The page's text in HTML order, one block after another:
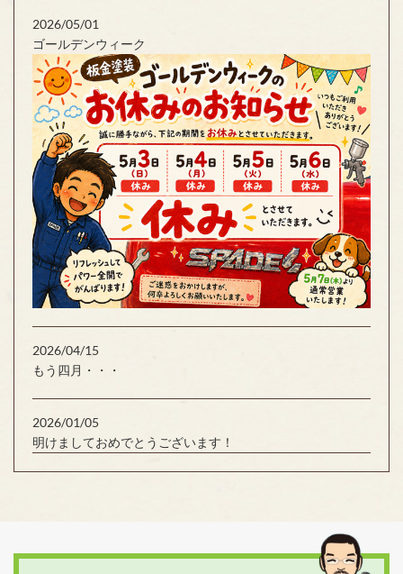
2026/05/01
ゴールデンウィーク
2026/04/15
もう四月・・・
2026/01/05
明けましておめでとうございます！